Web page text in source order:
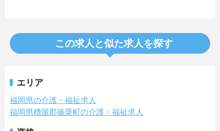
この求人と似た求人を探す
エリア
福岡県の介護・福祉求人
福岡県糟屋郡篠栗町の介護・福祉求人